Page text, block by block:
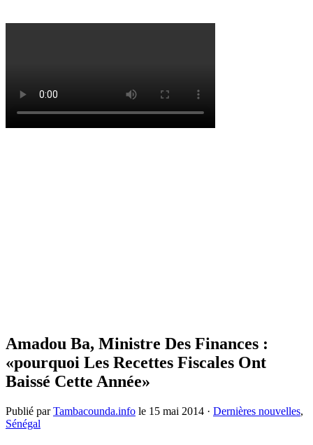
Amadou Ba, Ministre Des Finances :
«pourquoi Les Recettes Fiscales Ont
Baissé Cette Année»
Publié parTambacounda.info le 15 mai 2014 · Dernières nouvelles,
Sénégal